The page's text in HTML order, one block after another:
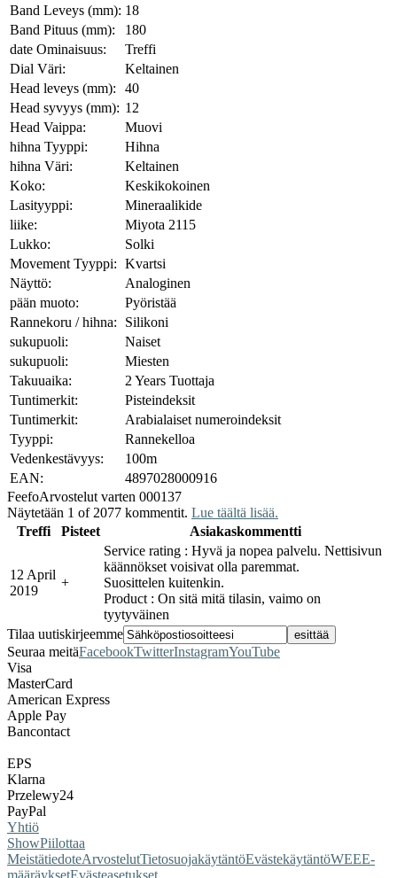
Band Leveys (mm): 18
Band Pituus (mm):
180
date Ominaisuus:
Treffi
Dial Väri:
Keltainen
Head leveys (mm):
40
Head syvyys (mm): 12
Head Vaippa:
Muovi
hihna Tyyppi:
Hihna
hihna Väri:
Keltainen
Koko:
Keskikokoinen
Lasityyppi:
Mineraalikide
liike:
Miyota 2115
Lukko:
Solki
Movement Tyyppi: Kvartsi
Näyttö:
Analoginen
pään muoto:
Pyöristää
Rannekoru / hihna:
Silikoni
sukupuoli:
Naiset
sukupuoli:
Miesten
Takuuaika:
2 Years Tuottaja
Tuntimerkit:
Pisteindeksit
Tuntimerkit:
Arabialaiset numeroindeksit
Tyyppi:
Rannekelloa
Vedenkestävyys:
100m
EAN:
4897028000916
FeefoArvostelut varten 000137
Näytetään 1 of 2077 kommentit. Lue täältä lisää.
Treffi
Pisteet Asiakaskommentti
12 April
2019
+
Service rating : Hyvä ja nopea palvelu. Nettisivun
käännökset voisivat olla paremmat.
Suosittelen kuitenkin.
Product : On sitä mitä tilasin, vaimo on
tyytyväinen
Tilaa uutiskirjeemme
Seuraa meitäFacebookTwitterInstagramYouTube
Visa
MasterCard
American Express
Apple Pay
Bancontact
EPS
Klarna
Przelewy24
PayPal
Yhtiö
ShowPiilottaa
MeistätiedoteArvostelutTietosuojakäytäntöEvästekäytäntöWEEE-
määräyksetEvästeasetukset